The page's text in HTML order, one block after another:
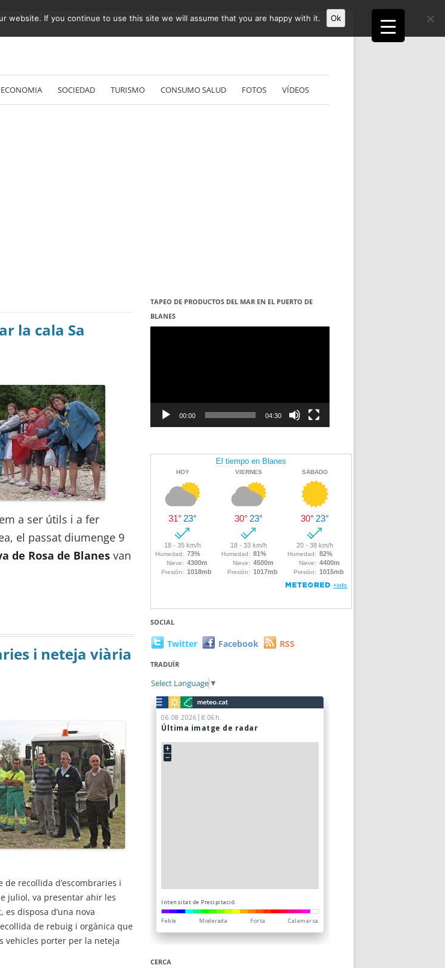
Vés
al
contingut
ECONOMIA SOCIEDAD TURISMO CONSUMO SALUD FOTOS VÍDEOS
la cala Sa
a ser útils i a fer
el passat diumenge 9
de Rosa de Blanes van
i neteja viària
de recollida d’escombraries i
juliol, va presentar ahir les
disposa d’una nova
de rebuig i orgànica que
vehicles porter per la neteja
TAPEO DE PRODUCTOS DEL MAR EN EL PUERTO DE
BLANES
Reproductor
00:00 04:30
SOCIAL
Twitter Facebook RSS
TRADUÏR
Select Language ▼
CERCA
website. If you continue to use this site we will assume that you are happy with it. Ok